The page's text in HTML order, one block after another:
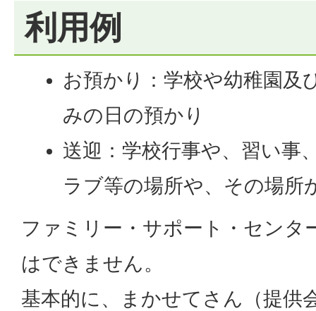
利用例
お預かり：学校や幼稚園及
みの日の預かり
送迎：学校行事や、習い事
ラブ等の場所や、その場所
ファミリー・サポート・センタ
はできません。
基本的に、まかせてさん（提供